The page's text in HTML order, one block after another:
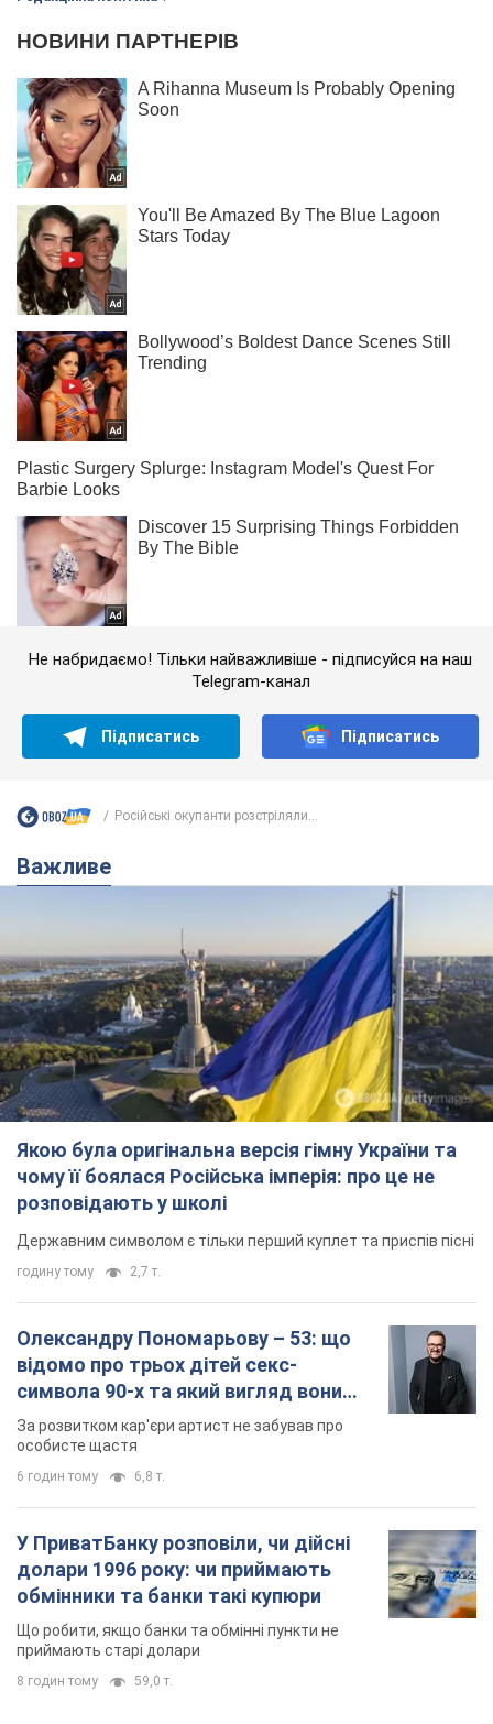
Не набридаємо! Тільки найважливіше - підписуйся на наш
Telegram-канал
Підписатись Підписатись
Російські окупанти розстріляли...
Важливе
Якою була оригінальна версія гімну України та
чому її боялася Російська імперія: про це не
розповідають у школі
Державним символом є тільки перший куплет та приспів пісні
годину тому 2,7 т.
Олександру Пономарьову – 53: що
відомо про трьох дітей секс-
символа 90-х та який вигляд вони
мають
За розвитком кар'єри артист не забував про
особисте щастя
6 годин тому 6,8 т.
У ПриватБанку розповіли, чи дійсні
долари 1996 року: чи приймають
обмінники та банки такі купюри
Що робити, якщо банки та обмінні пункти не
приймають старі долари
8 годин тому 59,0 т.